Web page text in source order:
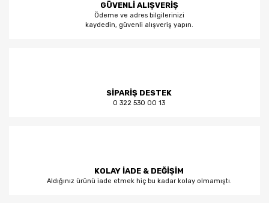
GÜVENLİ ALIŞVERİŞ
Ödeme ve adres bilgilerinizi
kaydedin, güvenli alışveriş yapın.
SİPARİŞ DESTEK
0 322 530 00 13
KOLAY İADE & DEĞİŞİM
Aldığınız ürünü iade etmek hiç bu kadar kolay olmamıştı.